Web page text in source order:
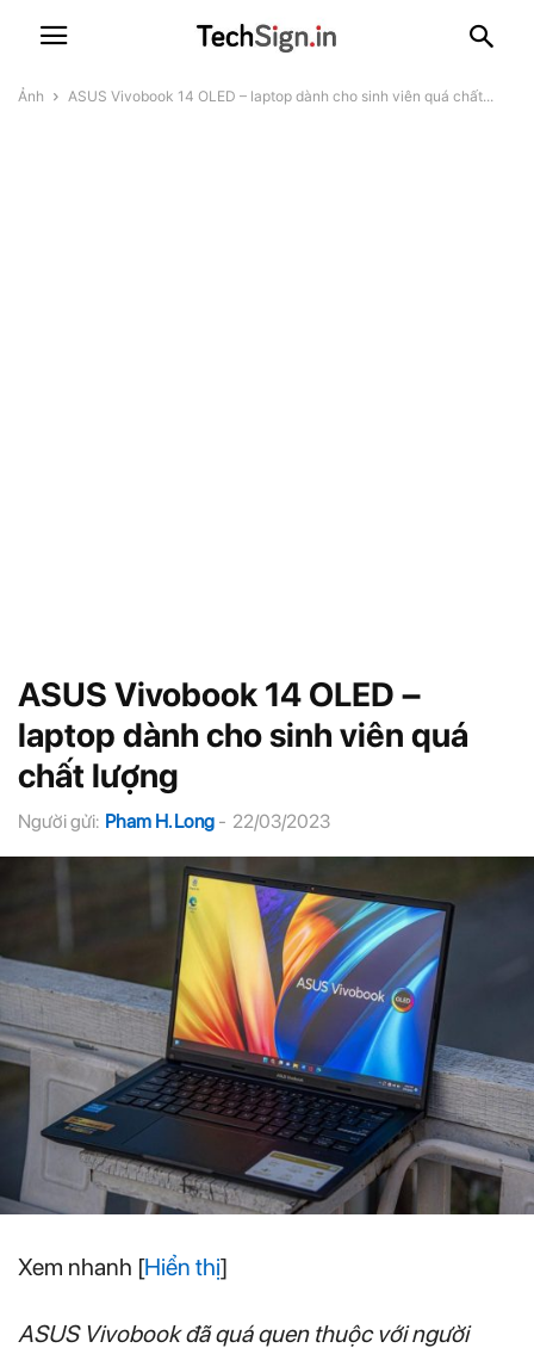
Ảnh ASUS Vivobook 14 OLED – laptop dành cho sinh viên quá chất...
ASUS Vivobook 14 OLED –
laptop dành cho sinh viên quá
chất lượng
Người gửi: Pham H. Long - 22/03/2023
Xem nhanh [Hiển thị]
ASUS Vivobook đã quá quen thuộc với người